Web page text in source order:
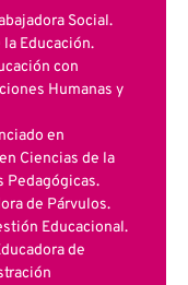
Social.
Educación.
con
Humanas y
en
Ciencias de la
Pedagógicas.
de Párvulos.
Educacional.
de